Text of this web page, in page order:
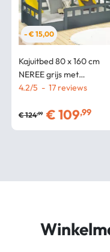
- € 15,00
Kajuitbed 80 x 160 cm
NEREE grijs met
lattenbodem en rails
4.2/5 - 17
€124,99 €109,99